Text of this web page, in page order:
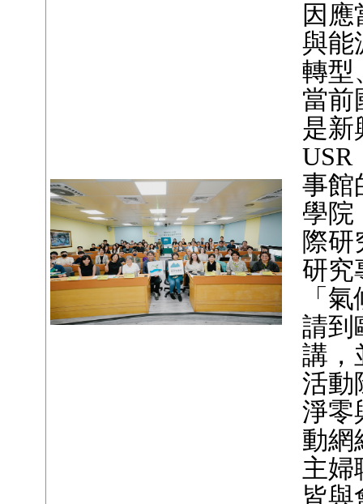
因
與能
轉型
當前
是新
USR
事館
學院
際
研究
「
請到
講，
活動
淨零
動網
主婦
皆與